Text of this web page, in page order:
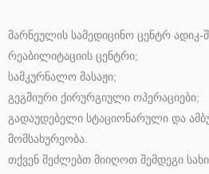
მარნეულის სამედიცინო ცენტრ ადიკ-
რეაბილიტაციის ცენტრი;
სამკურნალო მასაჟი;
გეგმიური ქირურგიული ოპერაციები;
გადაუდებელი სტაციონარული და
მომსახურეობა.
თქვენ შეძლებთ მიიღოთ შემდეგი